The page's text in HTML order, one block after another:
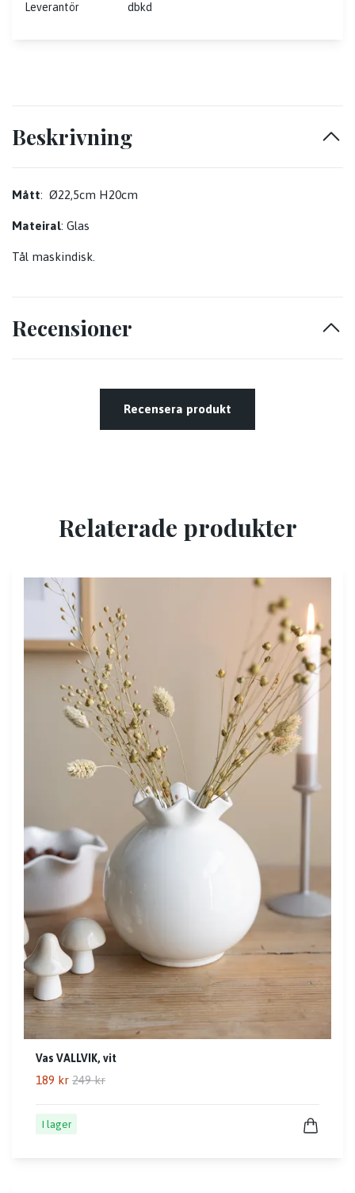
Leverantör dbkd
Beskrivning
Mått: Ø22,5cm H20cm
Mateiral: Glas
Tål maskindisk.
Recensioner
Recensera produkt
Relaterade produkter
Vas VALLVIK, vit
189 kr 249 kr
I lager